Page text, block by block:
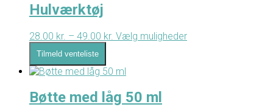
Hulværktøj
28.00 kr. – 49.00 kr. Prisinterval:
49.00 kr.
Vælg muligheder
Tilmeld venteliste
Bøtte med låg 50 ml